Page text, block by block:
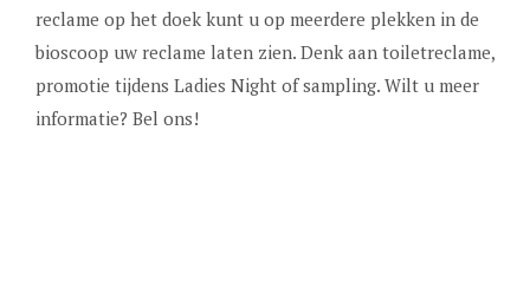
reclame op het doek kunt u op meerdere plekken in de
bioscoop uw reclame laten zien. Denk aan toiletreclame,
promotie tijdens Ladies Night of sampling. Wilt u meer
informatie? Bel ons!